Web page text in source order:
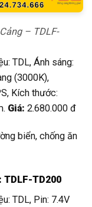
– TDLF-
TDL, Ánh sáng:
(3000K),
Kích thước:
Giá: 2.680.000 đ
biển, chống ăn
TDLF-TD200
TDL, Pin: 7.4V